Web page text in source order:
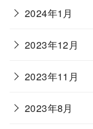
2024年1月
2023年12月
2023年11月
2023年8月